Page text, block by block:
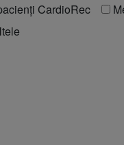
CardioRec